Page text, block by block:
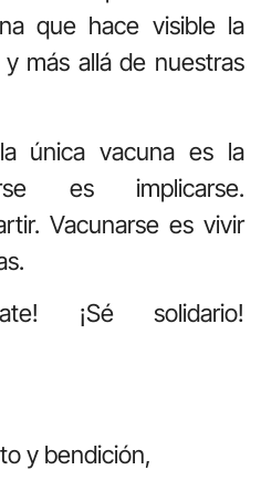
que hace visible la
más allá de nuestras
única vacuna es la
es implicarse.
Vacunarse es vivir
¡Sé solidario!
y bendición,